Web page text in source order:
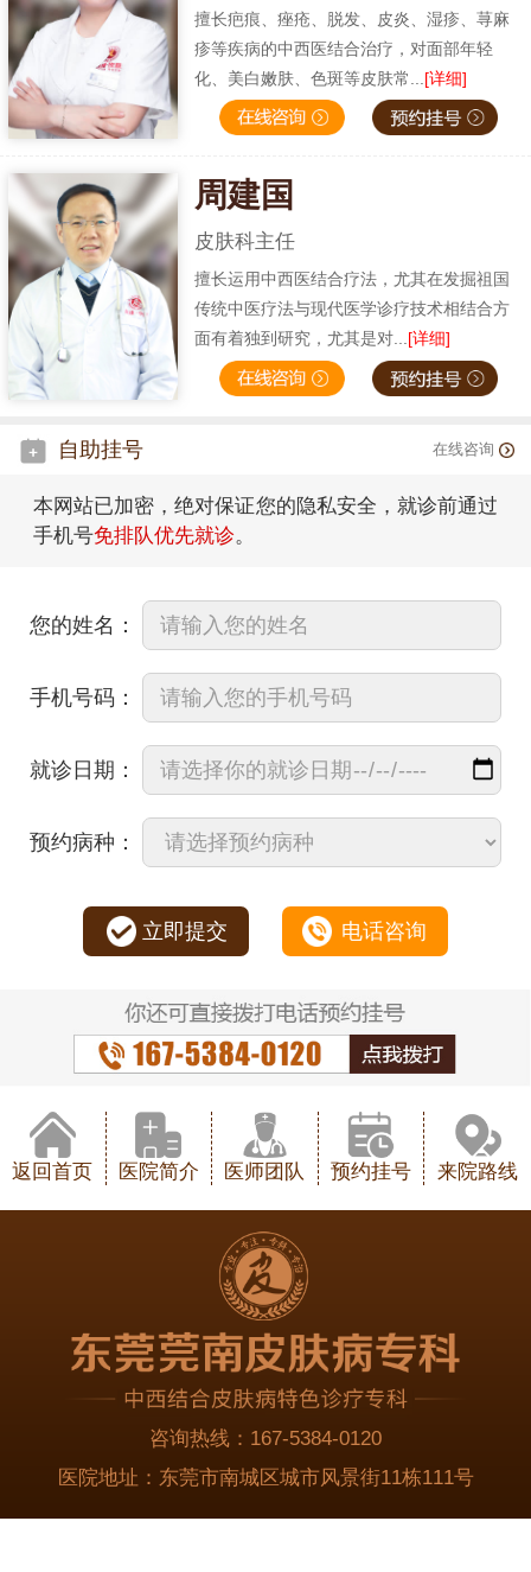
擅长疤痕、痤疮、脱发、皮炎、湿疹、荨麻
疹等疾病的中西医结合治疗，对面部年轻
化、美白嫩肤、色斑等皮肤常... [详细]
周建国
皮肤科主任
擅长运用中西医结合疗法，尤其在发掘祖国
传统中医疗法与现代医学诊疗技术相结合方
面有着独到研究，尤其是对...[详细]
自助挂号 在线咨询
本网站已加密，绝对保证您的隐私安全，就诊前通过
手机号免排队优先就诊。
您的姓名：
手机号码：
就诊日期：
预约病种：
立即提交 电话咨询
返回首页 医院简介 医师团队 预约挂号 来院路线
咨询热线： 167-5384-0120
医院地址： 东莞市南城区城市风景街11栋111号